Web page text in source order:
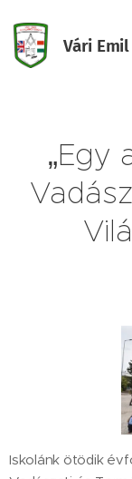
Vári
„Egy
Iskolánk ötödik